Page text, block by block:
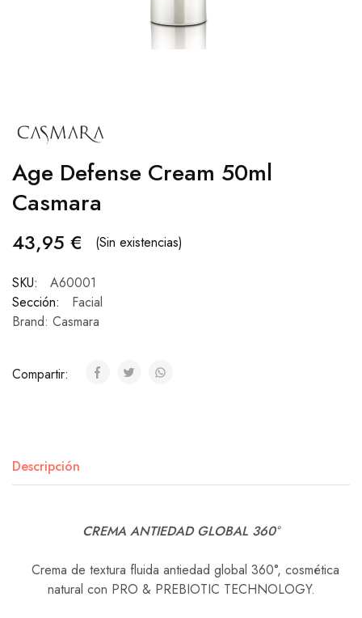
Age Defense Cream 50ml
Casmara
43,95 € (Sin existencias)
SKU:
A60001
Sección:
Facial
Brand: Casmara
Compartir:
Descripción
CREMA ANTIEDAD GLOBAL 360°
Crema de textura fluida antiedad global 360°, cosmética
natural con PRO & PREBIOTIC TECHNOLOGY.